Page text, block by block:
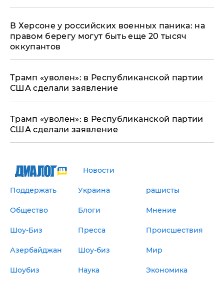
В Херсоне у российских военных паника: на
правом берегу могут быть еще 20 тысяч
оккупантов
Трамп «уволен»: в Республиканской партии
США сделали заявление
Трамп «уволен»: в Республиканской партии
США сделали заявление
Новости
Поддержать Украина рашисты
Общество Блоги Мнение
Шоу-Биз Пресса Происшествия
Азербайджан Шоу-биз Мир
Шоубиз Наука Экономика